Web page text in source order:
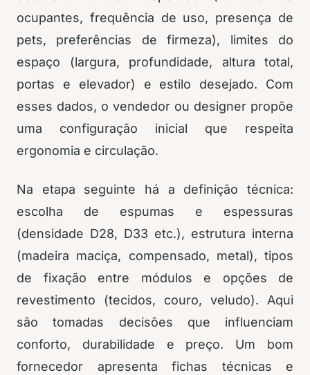
ocupantes, frequência de uso, presença de
pets, preferências de firmeza), limites do
espaço (largura, profundidade, altura total,
portas e elevador) e estilo desejado. Com
esses dados, o vendedor ou designer propõe
uma configuração inicial que respeita
ergonomia e circulação.
Na etapa seguinte há a definição técnica:
escolha de espumas e espessuras
(densidade D28, D33 etc.), estrutura interna
(madeira maciça, compensado, metal), tipos
de fixação entre módulos e opções de
revestimento (tecidos, couro, veludo). Aqui
são tomadas decisões que influenciam
conforto, durabilidade e preço. Um bom
fornecedor apresenta fichas técnicas e